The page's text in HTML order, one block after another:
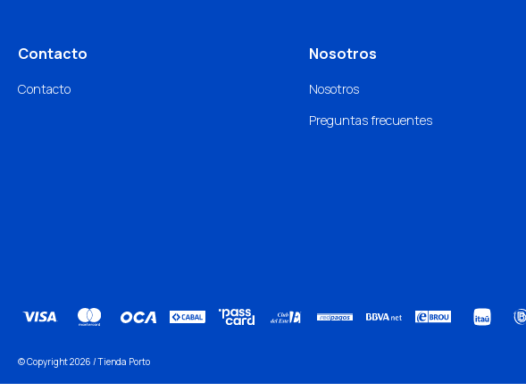
Contacto
Contacto
Nosotros
Nosotros
Preguntas frecuentes
© Copyright 2026 / Tienda Porto